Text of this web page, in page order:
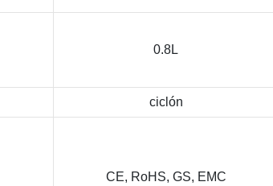
0.8L
ciclón
CE, RoHS, GS, EMC